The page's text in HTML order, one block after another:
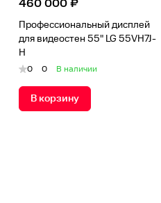
460 000 ₽
Профессиональный дисплей
для видеостен 55" LG 55VH7J-
H
0 0 В наличии
В корзину